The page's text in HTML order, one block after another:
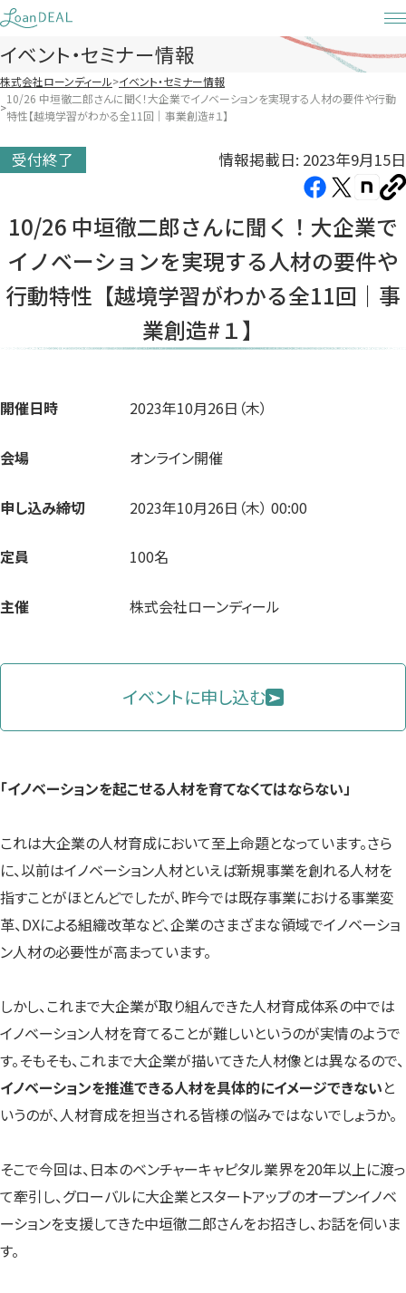
Skip
to
content
イベント・セミナー情報
株式会社ローンディール イベント・セミナー情報
10/26 中垣徹二郎さんに聞く！大企業でイノベーションを実現する人材の要件や行動
特性【越境学習がわかる全11回｜事業創造#１】
受付終了
情報掲載日: 2023年9月15日
Facebook（新
い
タ
ブ
で
き
X（新
い
タ
ブ
で
き
note（新
い
タ
ブ
で
き
コ
ピ
ー
10/26 中垣徹二郎さんに聞く！大企業で
イノベーションを実現する人材の要件や
行動特性【越境学習がわかる全11回｜事
業創造#１】
開催日時 2023年10月26日（木）
会場 オンライン開催
申し込み締切 2023年10月26日（木） 00:00
定員 100名
主催 株式会社ローンディール
イベントに申し込む
「イノベーションを起こせる人材を育てなくてはならない」
これは大企業の人材育成において至上命題となっています。さら
に、以前はイノベーション人材といえば新規事業を創れる人材を
指すことがほとんどでしたが、昨今では既存事業における事業変
革、DXによる組織改革など、企業のさまざまな領域でイノベーショ
ン人材の必要性が高まっています。
しかし、これまで大企業が取り組んできた人材育成体系の中では
イノベーション人材を育てることが難しいというのが実情のようで
す。そもそも、これまで大企業が描いてきた人材像とは異なるので、
イノベーションを推進できる人材を具体的にイメージできないと
いうのが、人材育成を担当される皆様の悩みではないでしょうか。
そこで今回は、日本のベンチャーキャピタル業界を20年以上に渡っ
て牽引し、グローバルに大企業とスタートアップのオープンイノベ
ーションを支援してきた中垣徹二郎さんをお招きし、お話を伺いま
す。